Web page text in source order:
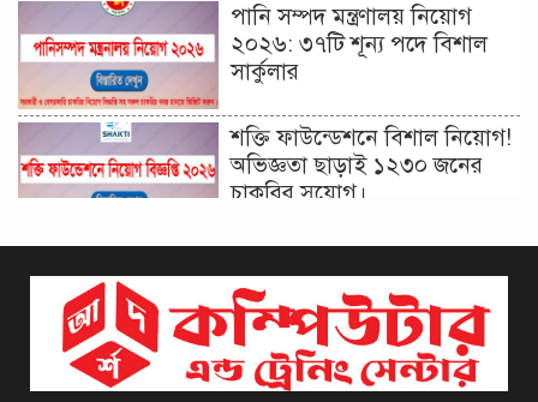
পানি সম্পদ মন্ত্রণালয় নিয়োগ
২০২৬: ৩৭টি শূন্য পদে বিশাল
সার্কুলার
শক্তি ফাউন্ডেশনে বিশাল নিয়োগ!
অভিজ্ঞতা ছাড়াই ১২৩০ জনের
চাকরির সুযোগ।
বিজ্ঞপ্তি ২০২৬ | Taxes Zone
Dinajpur Job Circular 2026
বেসরকারি সংস্থা সেতু (SETU)